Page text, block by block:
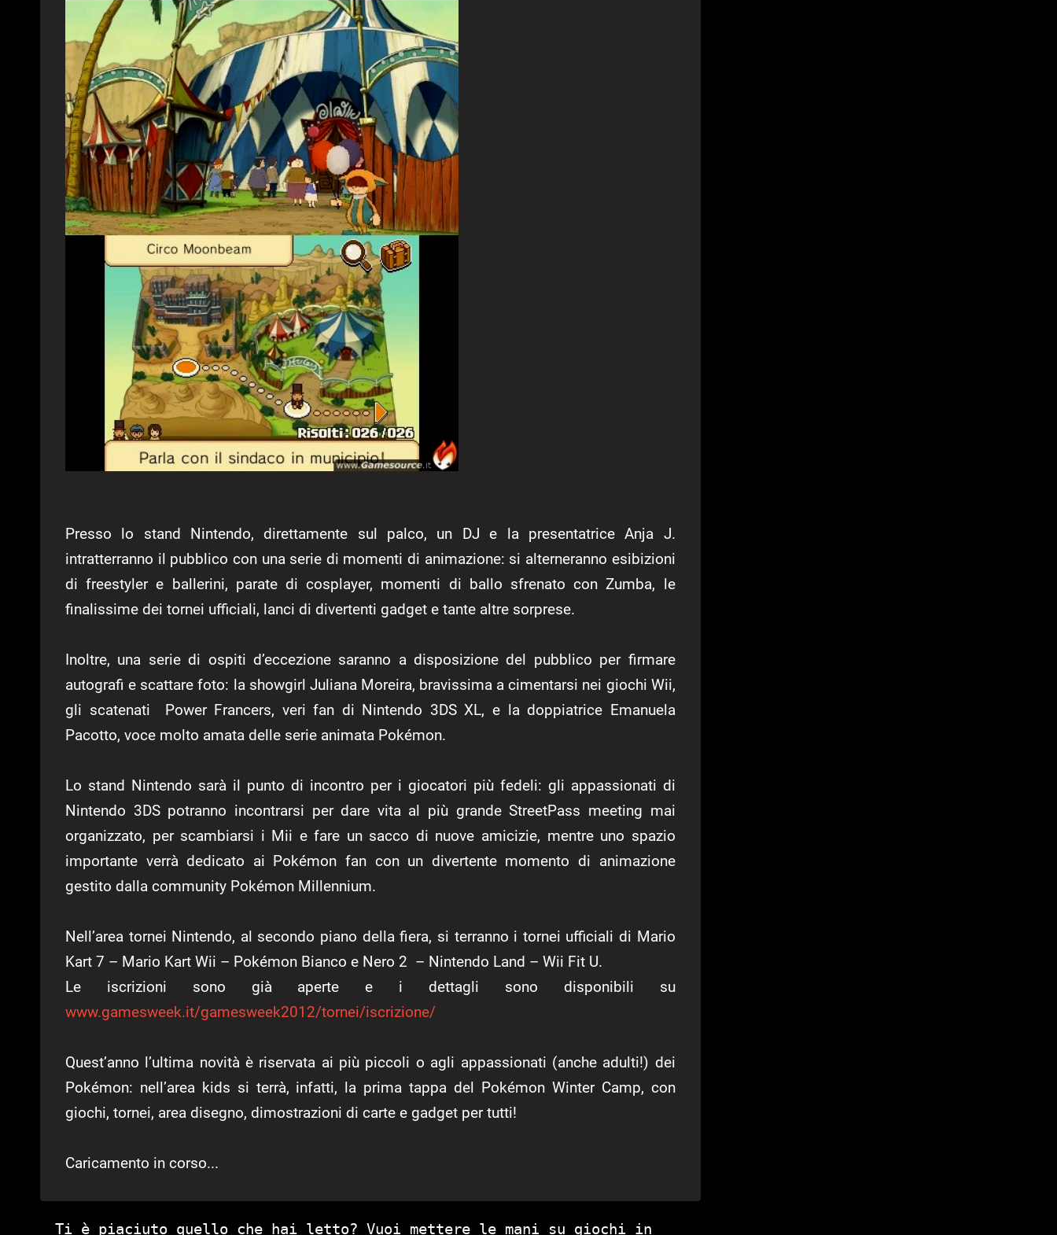
Presso lo stand Nintendo, direttamente sul palco, un DJ e la presentatrice Anja J.
intratterranno il pubblico con una serie di momenti di animazione: si alterneranno esibizioni
di freestyler e ballerini, parate di cosplayer, momenti di ballo sfrenato con Zumba, le
finalissime dei tornei ufficiali, lanci di divertenti gadget e tante altre sorprese.
Inoltre, una serie di ospiti d’eccezione saranno a disposizione del pubblico per firmare
autografi e scattare foto: la showgirl Juliana Moreira, bravissima a cimentarsi nei giochi Wii,
gli scatenati Power Francers, veri fan di Nintendo 3DS XL, e la doppiatrice Emanuela
Pacotto, voce molto amata delle serie animata Pokémon.
Lo stand Nintendo sarà il punto di incontro per i giocatori più fedeli: gli appassionati di
Nintendo 3DS potranno incontrarsi per dare vita al più grande StreetPass meeting mai
organizzato, per scambiarsi i Mii e fare un sacco di nuove amicizie, mentre uno spazio
importante verrà dedicato ai Pokémon fan con un divertente momento di animazione
gestito dalla community Pokémon Millennium.
Nell’area tornei Nintendo, al secondo piano della fiera, si terranno i tornei ufficiali di Mario
Kart 7 – Mario Kart Wii – Pokémon Bianco e Nero 2 – Nintendo Land – Wii Fit U.
Le iscrizioni sono già aperte e i dettagli sono disponibili su
www.gamesweek.it/gamesweek2012/tornei/iscrizione/
Quest’anno l’ultima novità è riservata ai più piccoli o agli appassionati (anche adulti!) dei
Pokémon: nell’area kids si terrà, infatti, la prima tappa del Pokémon Winter Camp, con
giochi, tornei, area disegno, dimostrazioni di carte e gadget per tutti!
Caricamento in corso...
Ti è piaciuto quello che hai letto? Vuoi mettere le mani su giochi in